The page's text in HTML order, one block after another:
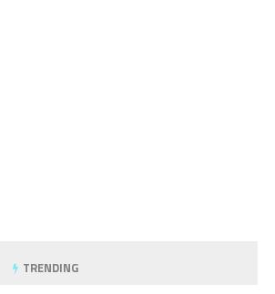
TRENDING